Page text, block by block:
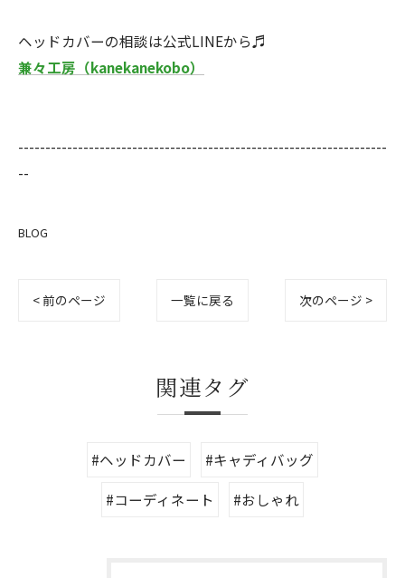
ヘッドカバーの相談は公式LINEから♬
兼々工房（kanekanekobo）
--------------------------------------------------------------------
--
BLOG
< 前のページ 一覧に戻る 次のページ >
関連タグ
#ヘッドカバー
#キャディバッグ
#コーディネート
#おしゃれ